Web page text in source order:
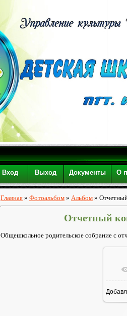
Вход Выход Документы О
Главная » Фотоальбом » Альбом »
Отчетный
Общешкольное родительское собрание с